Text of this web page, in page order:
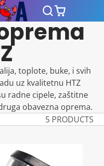
toplote, buke, i svih
uz kvalitetnu HTZ
radne cipele, zaštitne
obavezna oprema.
5 PRODUCTS